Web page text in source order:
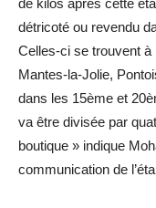
de kilos après cette
détricoté ou revendu
Celles-ci se trouvent
Mantes-la-Jolie,
dans les 15ème et
va être divisée par
boutique » indique
communication de